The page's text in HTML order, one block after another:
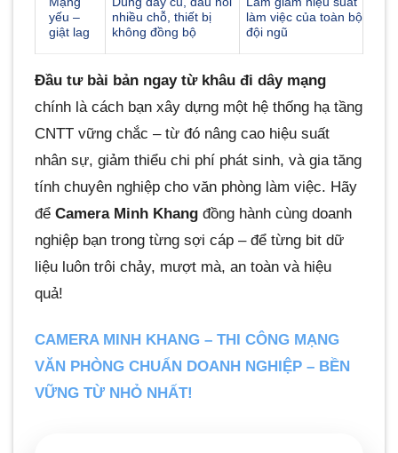
yếu –
giật lag
nhiều chỗ, thiết bị
không đồng bộ
làm việc của toàn bộ
đội ngũ
Đầu tư bài bản ngay từ khâu đi dây mạng
chính là cách bạn xây dựng một hệ thống hạ tầng
CNTT vững chắc – từ đó nâng cao hiệu suất
nhân sự, giảm thiểu chi phí phát sinh, và gia tăng
tính chuyên nghiệp cho văn phòng làm việc. Hãy
để Camera Minh Khang đồng hành cùng doanh
nghiệp bạn trong từng sợi cáp – để từng bit dữ
liệu luôn trôi chảy, mượt mà, an toàn và hiệu
quả!
CAMERA MINH KHANG – THI CÔNG MẠNG
VĂN PHÒNG CHUẨN DOANH NGHIỆP – BỀN
VỮNG TỪ NHỎ NHẤT!